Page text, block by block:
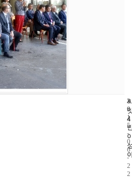
4
3
9
2
0
1
5
-
0
6
-
2
2